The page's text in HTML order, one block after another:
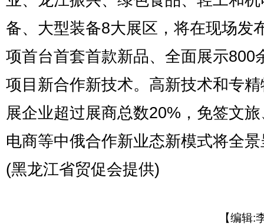
备、大型装备8大展区，将在现场发
项首台首套首款新品、全面展示800
项目新合作新技术。高新技术和专
展企业超过展商总数20%，免签文
电商等中俄合作新业态新模式将全
(黑龙江省贸促会提供)
【编辑: